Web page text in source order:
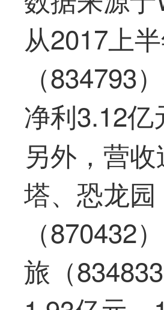
从2017上
（834793
净利3.12亿
另外，营
塔、恐龙
（870432
旅（